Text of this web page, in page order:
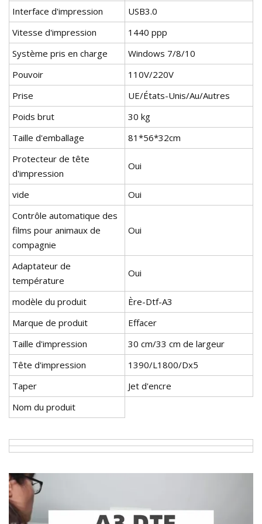
Interface d'impression
USB3.0
Vitesse d'impression
1440 ppp
Système pris en charge
Windows 7/8/10
Pouvoir
110V/220V
Prise
UE/États-Unis/Au/Autres
Poids brut
30 kg
Taille d'emballage
81*56*32cm
Protecteur de tête
d'impression
Oui
vide
Oui
Contrôle automatique des
films pour animaux de
compagnie
Oui
Adaptateur de
température
Oui
modèle du produit
Ère-Dtf-A3
Marque de produit
Effacer
Taille d'impression
30 cm/33 cm de largeur
Tête d'impression
1390/L1800/Dx5
Taper
Jet d'encre
Nom du produit